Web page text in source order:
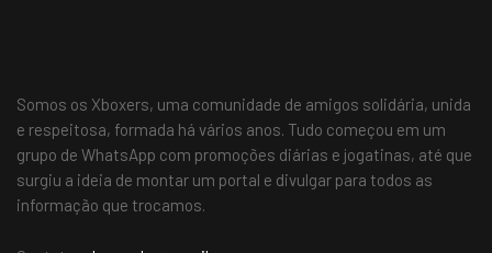
Somos os Xboxers, uma comunidade de amigos solidária, unida
e respeitosa, formada há vários anos. Tudo começou em um
grupo de WhatsApp com promoções diárias e jogatinas, até que
surgiu a ideia de montar um portal e divulgar para todos as
informação que trocamos.